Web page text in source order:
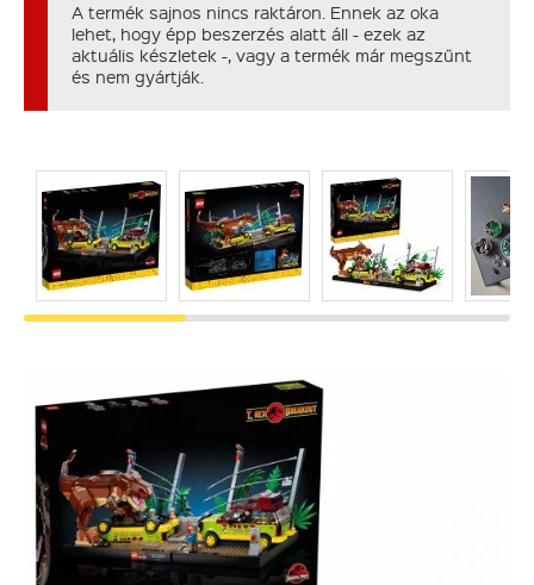
A termék sajnos nincs raktáron. Ennek az oka
lehet, hogy épp beszerzés alatt áll - ezek az
aktuális készletek -, vagy a termék már megszűnt
és nem gyártják.